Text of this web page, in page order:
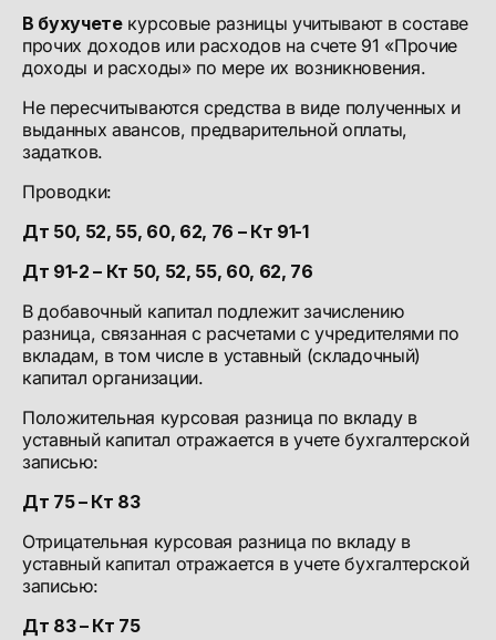
В бухучетекурсовые разницы учитывают в составе
прочих доходов или расходов на счете 91 «Прочие
доходы и расходы» по мере их возникновения.
Не пересчитываются средства в виде полученных и
выданных авансов, предварительной оплаты,
задатков.
Проводки:
Дт 50, 52, 55, 60, 62, 76 – Кт 91-1
Дт 91-2 – Кт 50, 52, 55, 60, 62, 76
В добавочный капитал подлежит зачислению
разница, связанная с расчетами с учредителями по
вкладам, в том числе в уставный (складочный)
капитал организации.
Положительная курсовая разница по вкладу в
уставный капитал отражается в учете бухгалтерской
записью:
Дт 75 – Кт 83
Отрицательная курсовая разница по вкладу в
уставный капитал отражается в учете бухгалтерской
записью:
Дт 83 – Кт 75